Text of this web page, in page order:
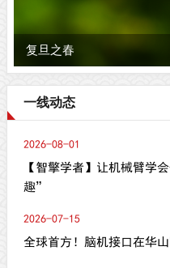
复旦之春
一线动态
2026-08-01
【智擎学者】让机械臂学
趣”
2026-07-15
全球首方！脑机接口在华